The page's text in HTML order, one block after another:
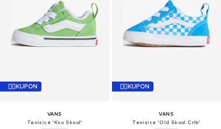
KUPON
VANS
Tenisice 'Knu Skool'
KUPON
VANS
Tenisice 'Old Skool Crib'